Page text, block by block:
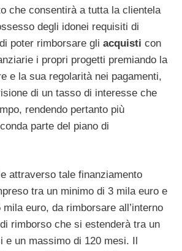
che consentirà a tutta la clientela
degli idonei requisiti di
poter rimborsare gli acquisti con
i propri progetti premiando la
e la sua regolarità nei pagamenti,
di un tasso di interesse che
rendendo pertanto più
parte del piano di
attraverso tale finanziamento
tra un minimo di 3 mila euro e
euro, da rimborsare all’interno
rimborso che si estenderà tra un
e un massimo di 120 mesi. Il